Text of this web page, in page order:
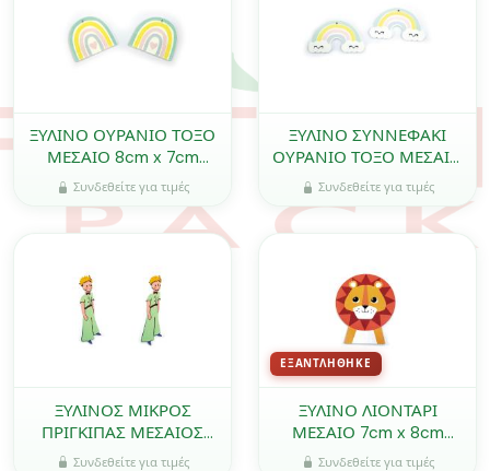
ΞΥΛΙΝΟ ΟΥΡΑΝΙΟ ΤΟΞΟ
ΜΕΣΑΙΟ 8cm x 7cm
0519707
Συνδεθείτε για τιμές
ΞΥΛΙΝΟ ΣΥΝΝΕΦΑΚΙ
ΟΥΡΑΝΙΟ ΤΟΞΟ ΜΕΣΑΙΟ
8cm x 4cm 0519710
Συνδεθείτε για τιμές
ΞΥΛΙΝΟΣ ΜΙΚΡΟΣ
ΠΡΙΓΚΙΠΑΣ ΜΕΣΑΙΟΣ
2.5cm x 8cm 0519695
Συνδεθείτε για τιμές
ΕΞΑΝΤΛΉΘΗΚΕ
ΞΥΛΙΝΟ ΛΙΟΝΤΑΡΙ
ΜΕΣΑΙΟ 7cm x 8cm
0519652
Συνδεθείτε για τιμές